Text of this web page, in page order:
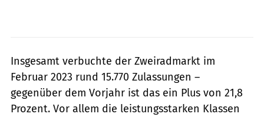
Insgesamt verbuchte der Zweiradmarkt im
Februar 2023 rund 15.770 Zulassungen –
gegenüber dem Vorjahr ist das ein Plus von 21,8
Prozent. Vor allem die leistungsstarken Klassen